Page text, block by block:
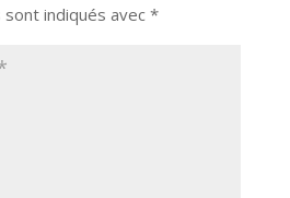
indiqués avec *